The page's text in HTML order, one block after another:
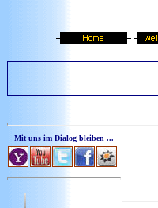
Mit uns im Dialog bleiben ...